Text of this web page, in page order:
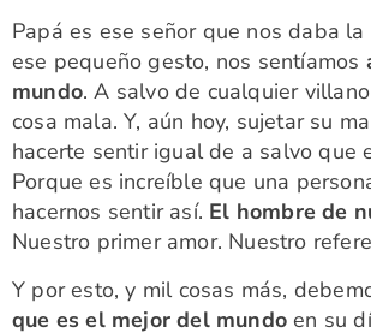
Papá es ese señor que nos daba la
ese pequeño gesto, nos sentíamos
mundo. A salvo de cualquier
cosa mala. Y, aún hoy, sujetar su
hacerte sentir igual de a salvo que
Porque es increíble que una
hacernos sentir así. El hombre de
Nuestro primer amor. Nuestro
Y por esto, y mil cosas más,
que es el mejor del mundo en su